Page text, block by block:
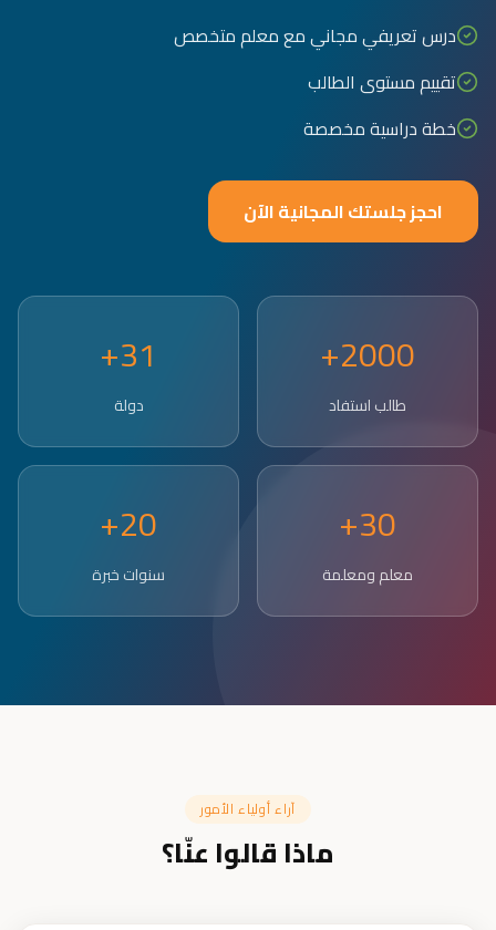
درس تعريفي مجاني مع معلم متخصص
تقييم مستوى الطالب
خطة دراسية مخصصة
احجز جلستك المجانية الآن
2000+
طالب استفاد
31+
دولة
30+
معلم ومعلمة
20+
سنوات خبرة
آراء أولياء الأمور
ماذا قالوا عنّا؟